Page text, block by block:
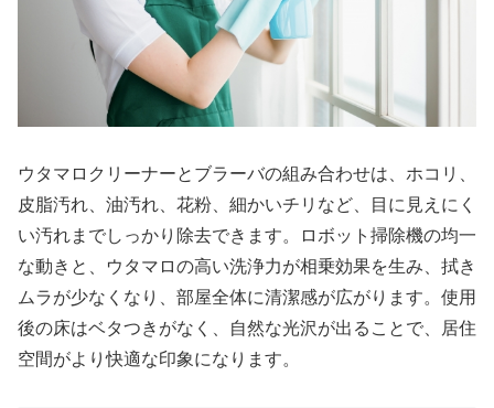
ウタマロクリーナーとブラーバの組み合わせは、ホコリ、
皮脂汚れ、油汚れ、花粉、細かいチリなど、目に見えにく
い汚れまでしっかり除去できます。ロボット掃除機の均一
な動きと、ウタマロの高い洗浄力が相乗効果を生み、拭き
ムラが少なくなり、部屋全体に清潔感が広がります。使用
後の床はベタつきがなく、自然な光沢が出ることで、居住
空間がより快適な印象になります。